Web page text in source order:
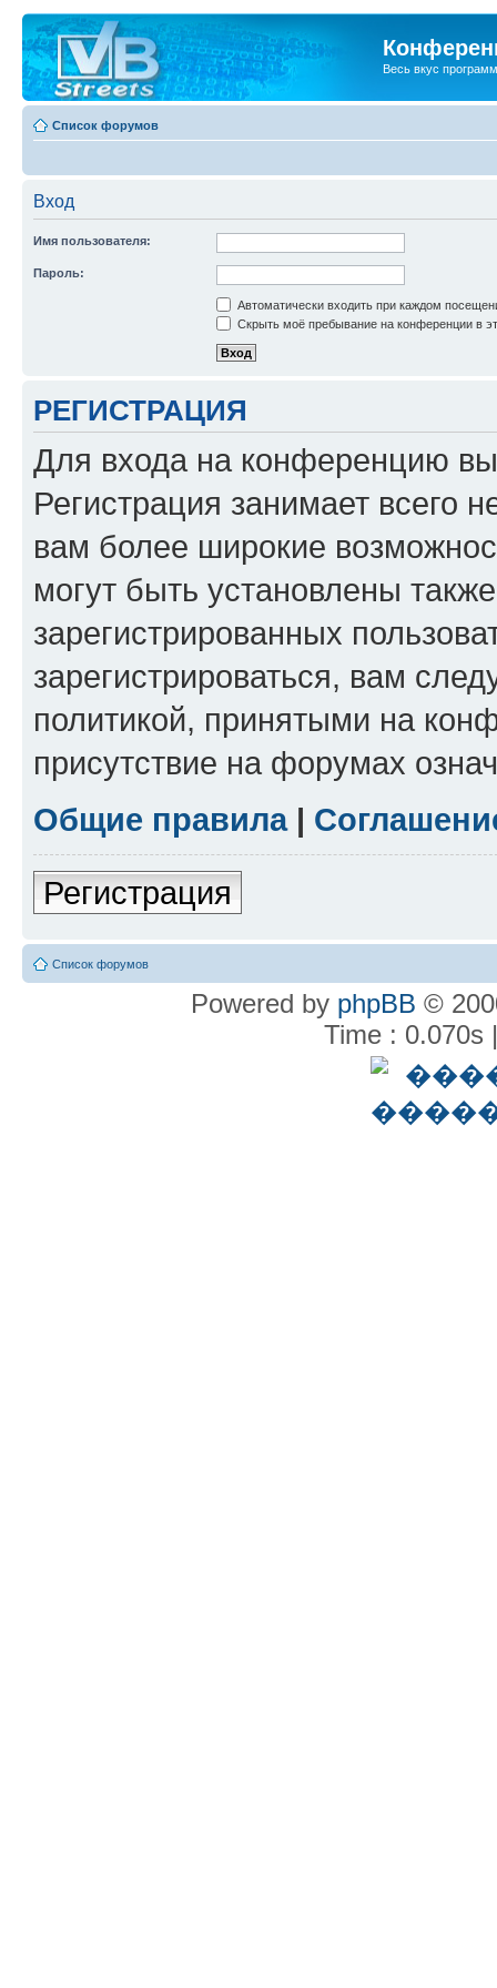
Весь вкус
Список форумов
Вход
Имя пользователя:
Пароль:
Автоматически входить при каждом
Скрыть моё пребывание на конференции в
РЕГИСТРАЦИЯ
Для входа на конференцию
Регистрация занимает всего
вам более широкие
могут быть установлены
зарегистрированных
зарегистрироваться, вам
политикой, принятыми на
присутствие на форумах
Общие правила|
Регистрация
Список форумов
Powered by phpBB ©
Time : 0.070s